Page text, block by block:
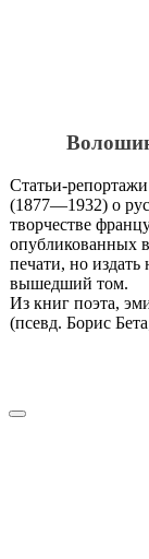
Статьи-
(1877—1932) о
творчестве
опубликованных
печати, но
вышедший том.
Из книг поэта,
(псевд. Борис